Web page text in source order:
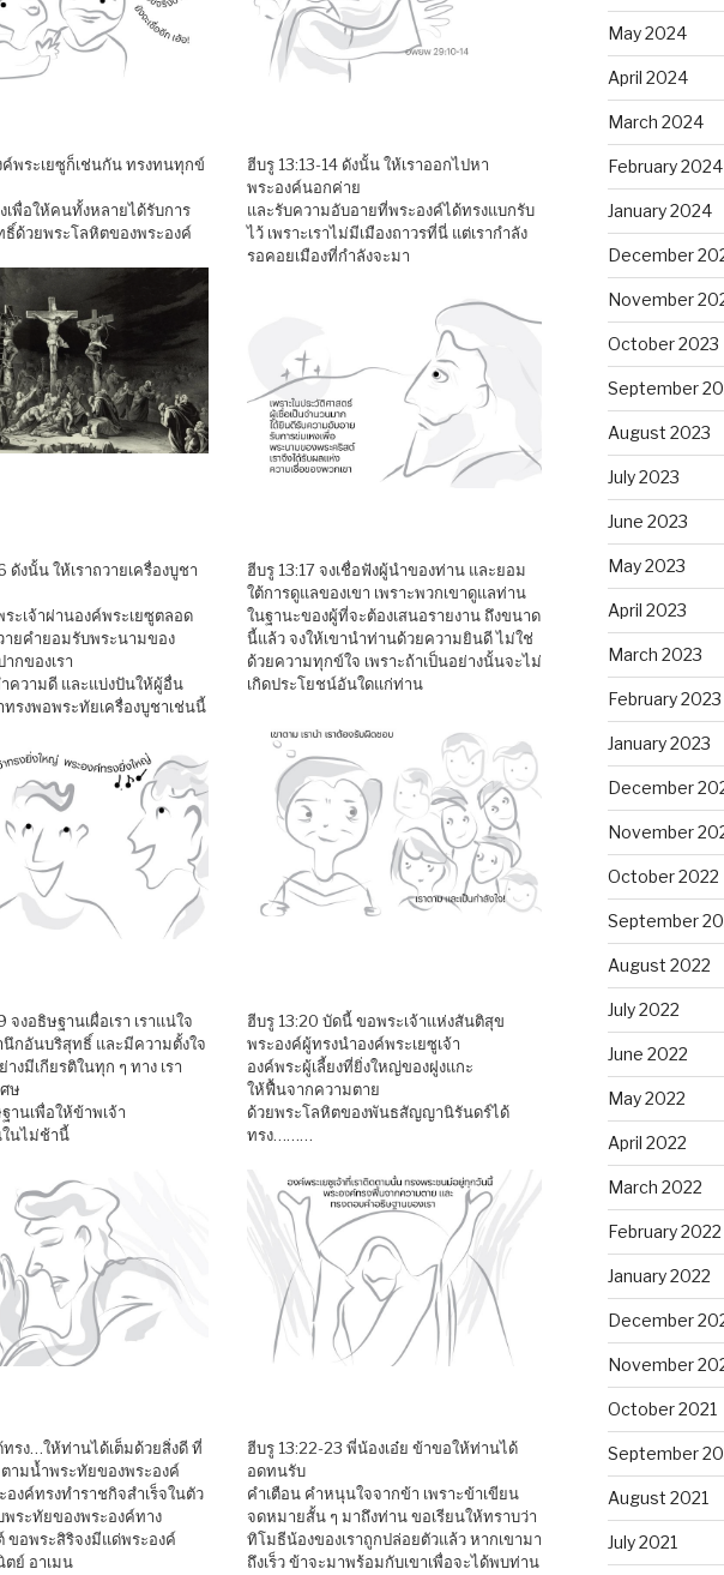
ค์พระเยซูก็เช่นกัน ทรงทนทุกข์
เพื่อให้คนทั้งหลายได้รับการ
ธิ์ด้วยพระโลหิตของพระองค์​
ฮีบรู 13:13-14 ดังนั้น ให้เราออกไปหา
พระองค์นอกค่าย
และรับความอับอายที่พระองค์ได้ทรงแบกรับ
ไว้ เพราะเราไม่มีเมืองถาวรที่นี่ แต่เรากำลัง
รอคอยเมืองที่กำลังจะมา
ดังนั้น ให้เราถวายเครื่องบูชา
ะเจ้าผ่านองค์พระเยซูตลอด
ายคำยอมรับพระนามของ
กของเรา
ความดี และแบ่งปันให้ผู้อื่น
ทรงพอพระทัยเครื่องบูชาเช่นนี้
ฮีบรู 13:17 จงเชื่อฟังผู้นำของท่าน และยอม
ใต้การดูแลของเขา เพราะพวกเขาดูแลท่าน
ในฐานะของผู้ที่จะต้องเสนอรายงาน ถึงขนาด
นี้แล้ว จงให้เขานำท่านด้วยความยินดี ไม่ใช่
ด้วยความทุกข์ใจ เพราะถ้าเป็นอย่างนั้นจะไม่
เกิดประโยชน์อันใดแก่ท่าน
จงอธิษฐานเผื่อเรา เราแน่ใจ
นึกอันบริสุทธิ์ และมีความตั้งใจ
งมีเกียรติในทุก ๆ ทาง เรา
ษ
านเพื่อให้ข้าพเจ้า
นไม่ช้านี้
ฮีบรู 13:20 บัดนี้ ขอพระเจ้าแห่งสันติสุข
พระองค์ผู้ทรงนำองค์พระเยซูเจ้า
องค์พระผู้เลี้ยงที่ยิ่งใหญ่ของฝูงแกะ
ให้ฟื้นจากความตาย
ด้วยพระโลหิตของพันธสัญญานิรันดร์ได้
ทรง………
ทรง…ให้ท่านได้เต็มด้วยสิ่งดี ที่
ามน้ำพระทัยของพระองค์
องค์ทรงทำราชกิจสำเร็จในตัว
พระทัยของพระองค์ทาง
ขอพระสิริจงมีแด่พระองค์
ตย์ อาเมน
ฮีบรู 13:22-23 พี่น้องเอ๋ย ข้าขอให้ท่านได้
อดทนรับ
คำเตือน คำหนุนใจจากข้า เพราะข้าเขียน
จดหมายสั้น ๆ มาถึงท่าน ขอเรียนให้ทราบว่า
ทิโมธีน้องของเราถูกปล่อยตัวแล้ว หากเขามา
ถึงเร็ว ข้าจะมาพร้อมกับเขาเพื่อจะได้พบท่าน
May 2024
April 2024
March 2024
February 2024
January 2024
December
November
October 2023
September
August 2023
July 2023
June 2023
May 2023
April 2023
March 2023
February 2023
January 2023
December
November
October 2022
September
August 2022
July 2022
June 2022
May 2022
April 2022
March 2022
February 2022
January 2022
December
November
October 2021
September
August 2021
July 2021